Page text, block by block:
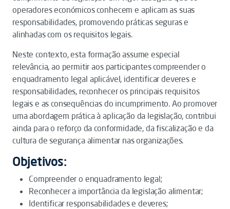
operadores económicos conhecem e aplicam as suas
responsabilidades, promovendo práticas seguras e
alinhadas com os requisitos legais.
Neste contexto, esta formação assume especial
relevância, ao permitir aos participantes compreender o
enquadramento legal aplicável, identificar deveres e
responsabilidades, reconhecer os principais requisitos
legais e as consequências do incumprimento. Ao promover
uma abordagem prática à aplicação da legislação, contribui
ainda para o reforço da conformidade, da fiscalização e da
cultura de segurança alimentar nas organizações.
Objetivos:
Compreender o enquadramento legal;
Reconhecer a importância da legislação alimentar;
Identificar responsabilidades e deveres;